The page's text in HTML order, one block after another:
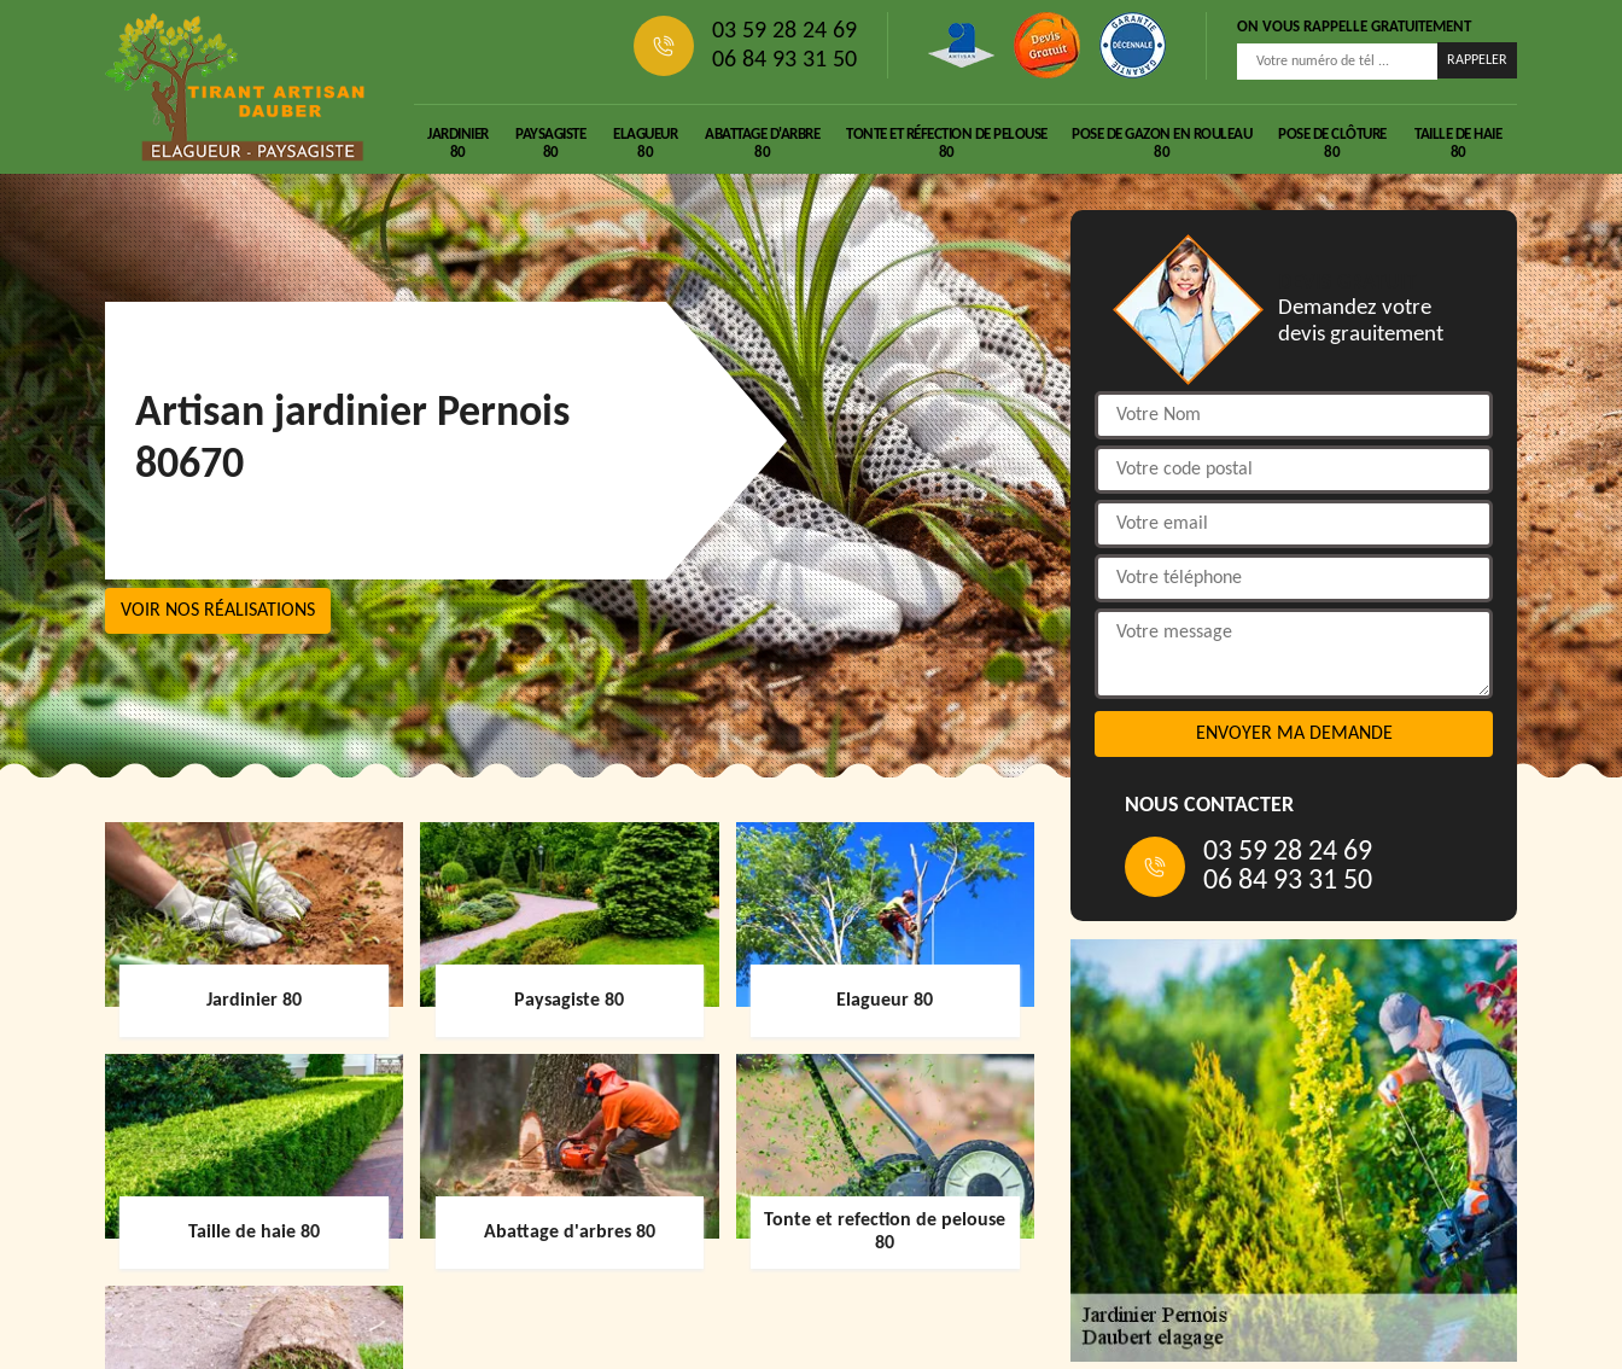
03 59 28 24 69
06 84 93 31 50
ON VOUS RAPPELLE GRATUITEMENT
JARDINIER
80
PAYSAGISTE
80
ELAGUEUR
80
ABATTAGE D'ARBRE
80
TONTE ET RÉFECTION DE PELOUSE
80
POSE DE GAZON EN ROULEAU
80
POSE DE CLÔTURE
80
TAILLE DE HAIE
80
Artisan jardinier Pernois
80670
VOIR NOS RÉALISATIONS
Jardinier 80 Paysagiste 80 Elagueur 80
Taille de haie 80 Abattage d'arbres 80
Tonte et refection de pelouse
80
Demandez votre
devis grauitement
NOUS CONTACTER
03 59 28 24 69
06 84 93 31 50